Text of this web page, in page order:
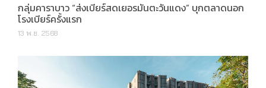
กลุ่มคาราบาว “ส่งเบียร์สดเยอรมันตะวันแดง” บุกตลาดนอก
โรงเบียร์ครั้งแรก
13 พ.ย. 2568